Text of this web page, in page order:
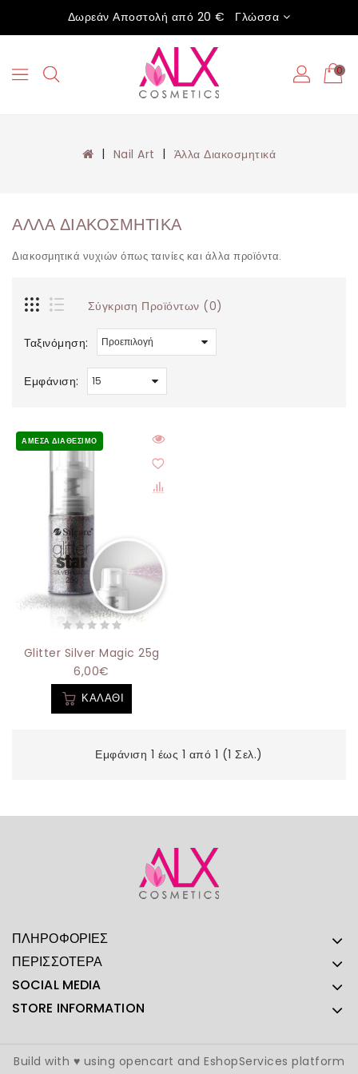
Δωρεάν Αποστολή από 20 € Γλώσσα
0
Nail Art Άλλα Διακοσμητικά
ΆΛΛΑ ΔΙΑΚΟΣΜΗΤΙΚΆ
Διακοσμητικά νυχιών όπως ταινίες και άλλα προϊόντα.
Σύγκριση Προϊόντων (0)
Ταξινόμηση:
Εμφάνιση:
ΆΜΕΣΑ ΔΙΑΘΈΣΙΜΟ
Glitter Silver Magic 25g
6,00€
ΚΑΛΆΘΙ
Εμφάνιση 1 έως 1 από 1 (1 Σελ.)
ΠΛΗΡΟΦΟΡΊΕΣ
ΠΕΡΙΣΣΌΤΕΡΑ
SOCIAL MEDIA
STORE INFORMATION
Build with ♥ using opencart and EshopServices platform